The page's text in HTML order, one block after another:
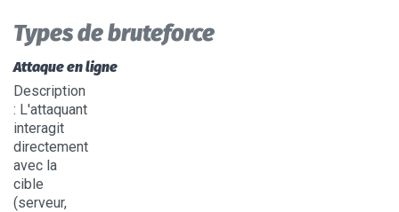
Types de bruteforce
Attaque en ligne
Description
: L'attaquant
interagit
directement
avec la
cible
(serveur,